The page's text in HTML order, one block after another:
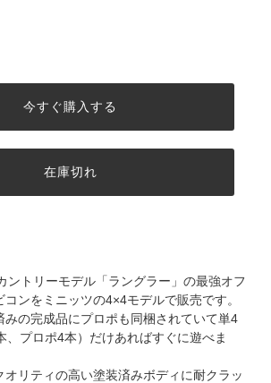
今すぐ購入する
在庫切れ
ントリーモデル「ラングラー」の最強オフ
ンをミニッツの4×4モデルで販売です。
みの完成品にプロポも同梱されていて単4
、プロポ4本）だけあればすぐに遊べま
オリティの高い塗装済みボディに耐クラッ